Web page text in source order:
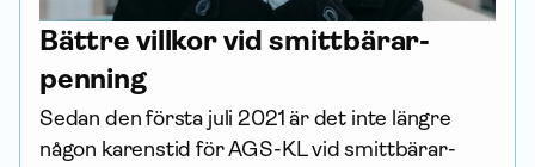
Bättre villkor vid smittbärar­
penning
Sedan den första juli 2021 är det inte längre
någon karenstid för AGS-KL vid smittbärar­